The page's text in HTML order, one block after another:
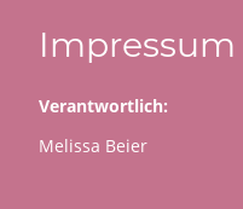
Impressum
Verantwortlich:
Melissa Beier